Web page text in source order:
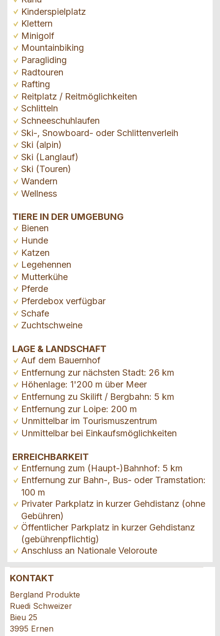
Kinderspielplatz
Klettern
Minigolf
Mountainbiking
Paragliding
Radtouren
Rafting
Reitplatz / Reitmöglichkeiten
Schlitteln
Schneeschuhlaufen
Ski-, Snowboard- oder Schlittenverleih
Ski (alpin)
Ski (Langlauf)
Ski (Touren)
Wandern
Wellness
TIERE IN DER UMGEBUNG
Bienen
Hunde
Katzen
Legehennen
Mutterkühe
Pferde
Pferdebox verfügbar
Schafe
Zuchtschweine
LAGE & LANDSCHAFT
Auf dem Bauernhof
Entfernung zur nächsten Stadt: 26 km
Höhenlage: 1'200 m über Meer
Entfernung zu Skilift / Bergbahn: 5 km
Entfernung zur Loipe: 200 m
Unmittelbar im Tourismuszentrum
Unmittelbar bei Einkaufsmöglichkeiten
ERREICHBARKEIT
Entfernung zum (Haupt-)Bahnhof: 5 km
Entfernung zur Bahn-, Bus- oder Tramstation:
100 m
Privater Parkplatz in kurzer Gehdistanz (ohne
Gebühren)
Öffentlicher Parkplatz in kurzer Gehdistanz
(gebührenpflichtig)
Anschluss an Nationale Veloroute
Anzeige beanstanden
Ihr Feedback wird sehr geschätzt!
Anzeige weiterempfehlen
Empfehlen Sie diese Anzeige an Freunde weiter.
KONTAKT
Bergland Produkte
Ruedi Schweizer
Bieu 25
3995 Ernen